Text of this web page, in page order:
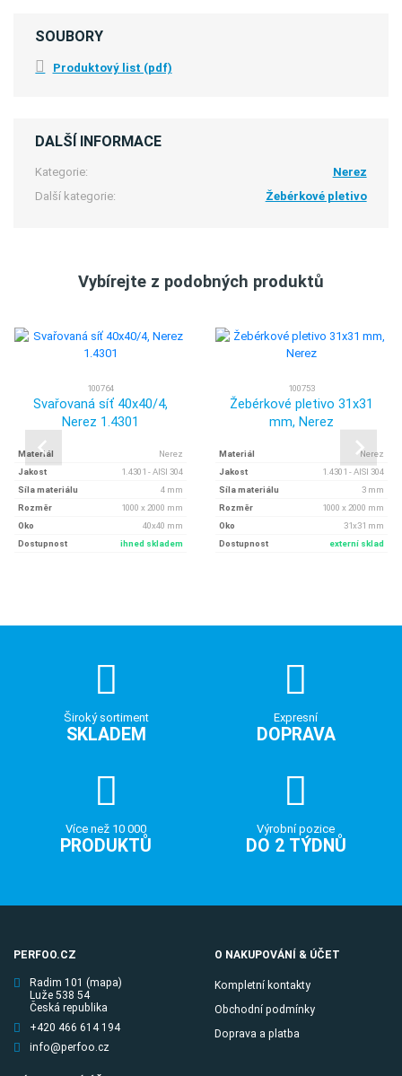
SOUBORY
Produktový list (pdf)
DALŠÍ INFORMACE
Kategorie:
Nerez
Další kategorie:
Žebérkové pletivo
Vybírejte z podobných produktů
100764
Svařovaná síť 40x40/4,
Nerez 1.4301
Materiál
Nerez
Jakost
1.4301 - AISI 304
Síla materiálu
4 mm
Rozměr
1000 x 2000 mm
Oko
40x40 mm
Dostupnost
ihned skladem
100753
Žebérkové pletivo 31x31
mm, Nerez
Materiál
Nerez
Jakost
1.4301 - AISI 304
Síla materiálu
3 mm
Rozměr
1000 x 2000 mm
Oko
31x31 mm
Dostupnost
externí sklad
Široký sortiment
SKLADEM
Expresní
DOPRAVA
Více než 10 000
PRODUKTŮ
Výrobní pozice
DO 2 TÝDNŮ
PERFOO.CZ
Radim 101 (mapa)
Luže 538 54
Česká republika
+420 466 614 194
info@perfoo.cz
O NAKUPOVÁNÍ & ÚČET
Kompletní kontakty
Obchodní podmínky
Doprava a platba